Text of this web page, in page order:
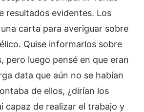
resultados evidentes. Los
carta para averiguar sobre
Quise informarlos sobre
pero luego pensé en que eran
data que aún no se habían
de ellos, ¿dirían los
capaz de realizar el trabajo y